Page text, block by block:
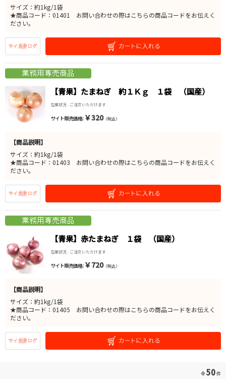
サイズ：約1kg/1袋
★商品コード：01401 お問い合わせの際はこちらの商品コードをお伝えく
ださい。
【青果】たまねぎ 約１Ｋｇ １袋 （国産）
在庫状況 : ご注文いただけます
サイト販売価格 : ￥320（税込）
【商品説明】
サイズ：約1kg/1袋
★商品コード：01403 お問い合わせの際はこちらの商品コードをお伝えく
ださい。
【青果】赤たまねぎ １袋 （国産）
在庫状況 : ご注文いただけます
サイト販売価格 : ￥720（税込）
【商品説明】
サイズ：約1kg/1袋
★商品コード：01405 お問い合わせの際はこちらの商品コードをお伝えく
ださい。
全50件